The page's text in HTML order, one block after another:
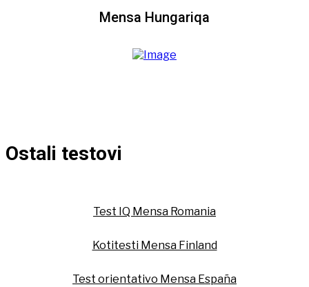
Mensa Hungariqa
Ostali testovi
Test IQ Mensa Romania
Kotitesti Mensa Finland
Test orientativo Mensa España